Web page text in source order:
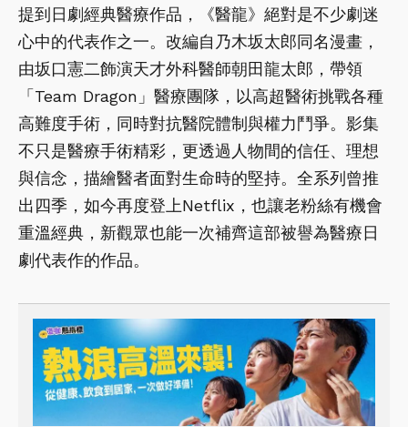
提到日劇經典醫療作品，《醫龍》絕對是不少劇迷
心中的代表作之一。改編自乃木坂太郎同名漫畫，
由坂口憲二飾演天才外科醫師朝田龍太郎，帶領
「Team Dragon」醫療團隊，以高超醫術挑戰各種
高難度手術，同時對抗醫院體制與權力鬥爭。影集
不只是醫療手術精彩，更透過人物間的信任、理想
與信念，描繪醫者面對生命時的堅持。全系列曾推
出四季，如今再度登上Netflix，也讓老粉絲有機會
重溫經典，新觀眾也能一次補齊這部被譽為醫療日
劇代表作的作品。